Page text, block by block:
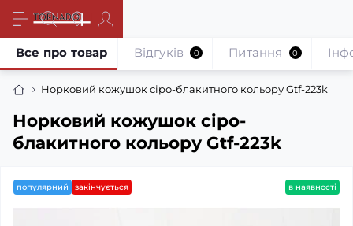
Норковий кожушок сіро-блакитного кольору Gtf-223k
Норковий кожушок сіро-
блакитного кольору Gtf-223k
Все про товар Відгуків 0 Питання 0
популярний закінчується в наявності